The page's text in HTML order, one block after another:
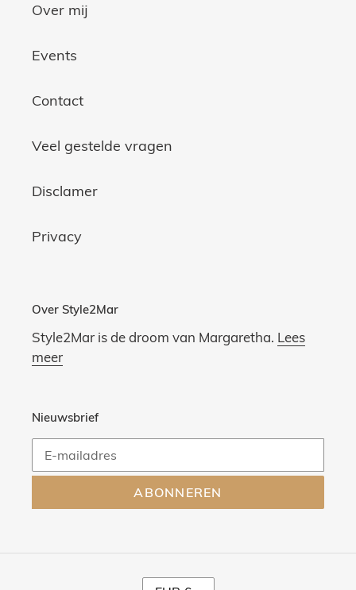
Over mij
Events
Contact
Veel gestelde vragen
Disclamer
Privacy
Over Style2Mar
Style2Mar is de droom van Margaretha. Lees
meer
Nieuwsbrief
ABONNEREN
V